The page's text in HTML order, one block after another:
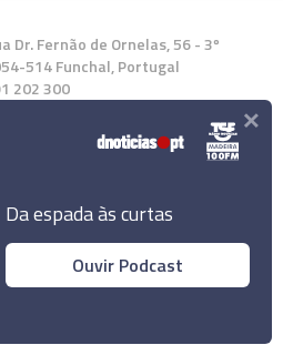
Dr. Fernão de Ornelas, 56 - 3º
514 Funchal, Portugal
202 300
a nossa App
Diário de Notícias, Lda.
reservados.
Da espada às curtas
Ouvir Podcast
×